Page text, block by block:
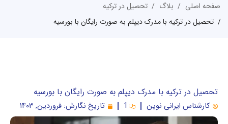
صفحه اصلی بلاگ
تحصیل در ترکیه
تحصیل در ترکیه با مدرک دیپلم به صورت رایگان با بورسیه
تحصیل در ترکیه با مدرک دیپلم به صورت رایگان با بورسیه
کارشناس ایرانی نوین 1 تاریخ نگارش: فروردین, ۱۴۰۳